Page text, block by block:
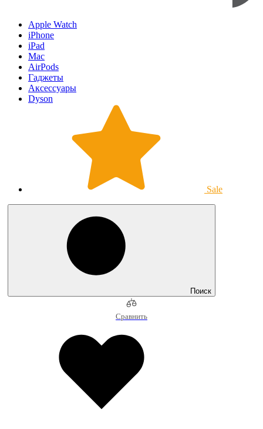
Apple Watch
iPhone
iPad
Mac
AirPods
Гаджеты
Аксессуары
Dyson
Sale
Поиск
Сравнить